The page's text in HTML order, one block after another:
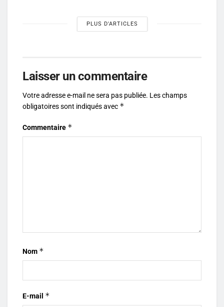
PLUS D'ARTICLES
Laisser un commentaire
Votre adresse e-mail ne sera pas publiée. Les champs
obligatoires sont indiqués avec *
Commentaire *
Nom *
E-mail *